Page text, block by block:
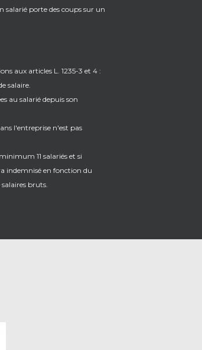
salarié porte des coups sur un
aux articles L. 1235-3 et 4 :
salaire.
au salarié depuis son
l'entreprise n'est pas
11 salariés et si
indemnisé en fonction du
bruts.